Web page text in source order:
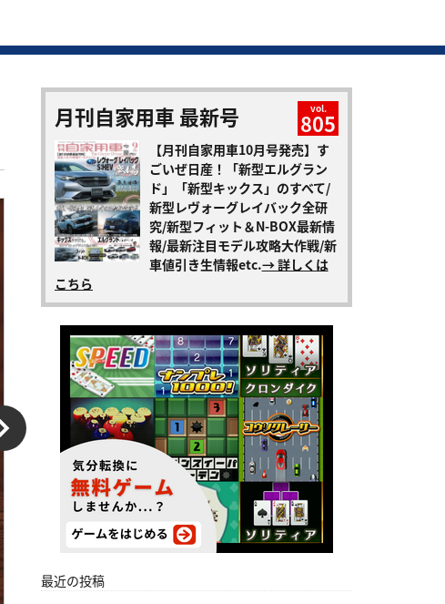
月刊自家用車 最新号 vol.
805
【月刊自家用車10月号発売】す
ごいぜ日産！「新型エルグラン
ド」「新型キックス」のすべて/
新型レヴォーグレイバック全研
究/新型フィット＆N-BOX最新情
報/最新注目モデル攻略大作戦/新
車値引き生情報etc.→ 詳しくは
こちら
最近の投稿